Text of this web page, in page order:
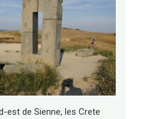
est de Sienne, les Crete